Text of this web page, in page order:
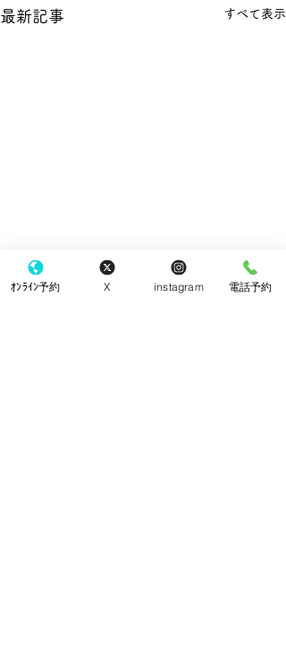
最新記事 すべて表示
ｵﾝﾗｲﾝ予約 X instagram 電話予約